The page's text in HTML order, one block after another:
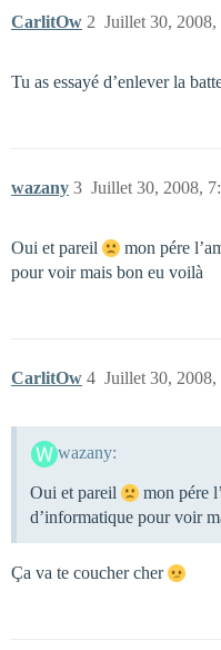
CarlitOw Juillet 30, 2008,
2
Tu as essayé d’enlever la
wazany Juillet 30, 2008,
3
Oui et pareil
mon pére
pour voir mais bon eu voilà
CarlitOw Juillet 30, 2008,
4
wazany:
Oui et pareil
mon pére
d’informatique pour voir
Ça va te coucher cher